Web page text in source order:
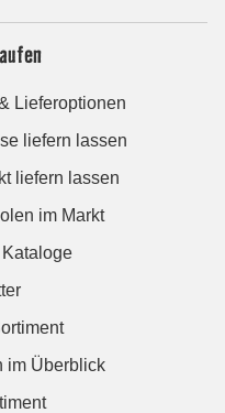
Lieferoptionen
liefern lassen
liefern lassen
im Markt
im Überblick